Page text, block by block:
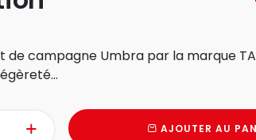
de campagne Umbra par la marque
AJOUTER AU